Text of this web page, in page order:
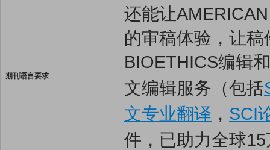
期刊语言要求
还能让
的审稿体验，让
BIOETHICS编辑
文编辑服务（包括
文专业翻译 ， SCI
件，已助力全球